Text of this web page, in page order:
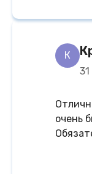
К
очень